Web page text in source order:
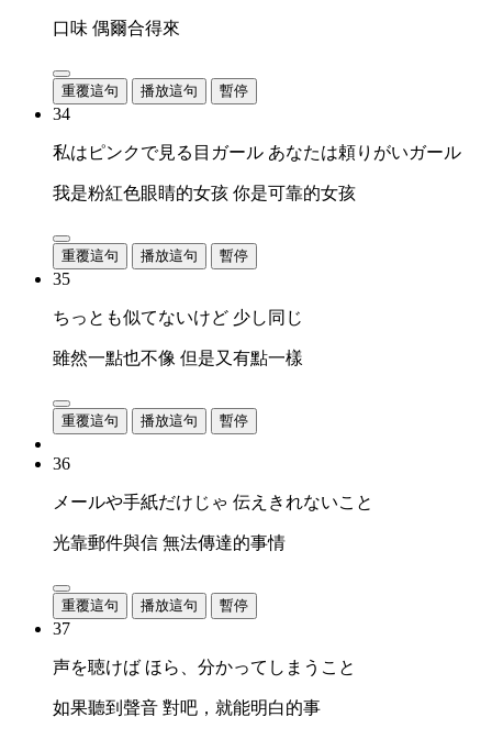
口味 偶爾合得來
重覆這句 播放這句 暫停
34
私はピンクで見る目ガール あなたは頼りがいガール
我是粉紅色眼睛的女孩 你是可靠的女孩
重覆這句 播放這句 暫停
35
ちっとも似てないけど 少し同じ
雖然一點也不像 但是又有點一樣
重覆這句 播放這句 暫停
36
メールや手紙だけじゃ 伝えきれないこと
光靠郵件與信 無法傳達的事情
重覆這句 播放這句 暫停
37
声を聴けば ほら、分かってしまうこと
如果聽到聲音 對吧，就能明白的事